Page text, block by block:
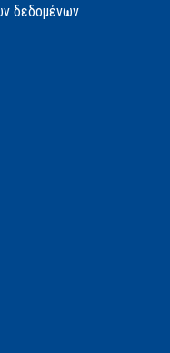
δεδομένων